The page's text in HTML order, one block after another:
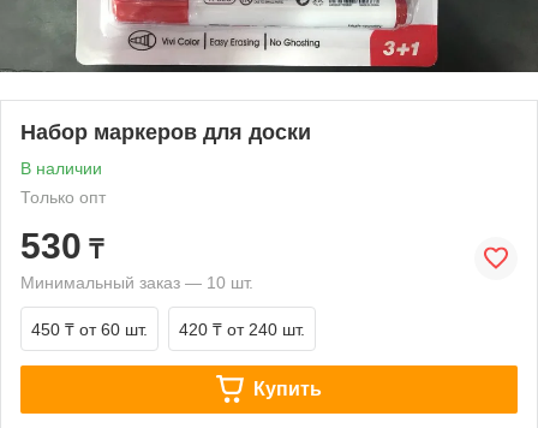
Набор маркеров для доски
В наличии
Только опт
530 ₸
Минимальный заказ — 10 шт.
450 ₸ от 60 шт. 420 ₸ от 240 шт.
Купить